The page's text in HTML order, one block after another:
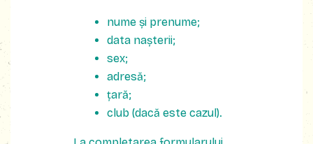
nume și prenume;
data nașterii;
sex;
adresă;
țară;
club (dacă este cazul).